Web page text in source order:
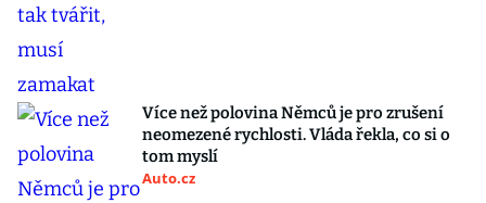
Více než polovina Němců je pro zrušení
neomezené rychlosti. Vláda řekla, co si o
tom myslí
Auto.cz